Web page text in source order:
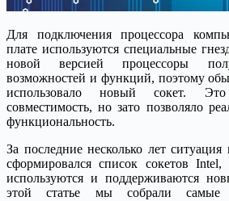
Для подключения процессора
плате используются специальные
новой версией процессоры
возможностей и функций, поэтому
использовало новый сокет.
совместимость, но зато позволяло
функциональность.
За последние несколько лет
сформировался список сокетов
используются и поддерживаются
этой статье мы собрали самые